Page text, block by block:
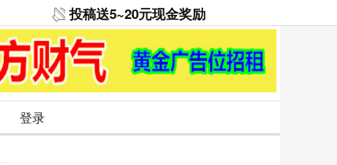
投稿送5~20元现金奖励
登录